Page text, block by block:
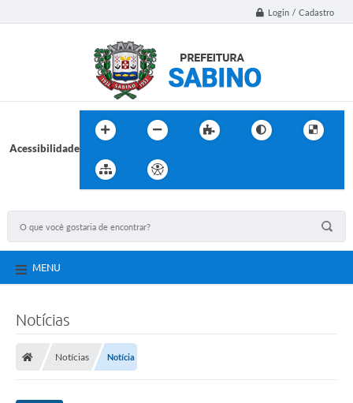
Login / Cadastro
Acessibilidade
MENU
Notícias
Notícias Notícia